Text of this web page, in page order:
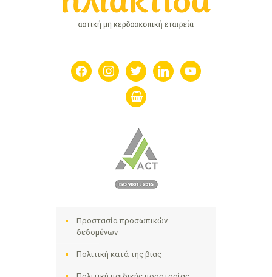
facebookinstagramtwitter linkedin youtube
shopping-
basket
Προστασία προσωπικών
δεδομένων
Πολιτική κατά της βίας